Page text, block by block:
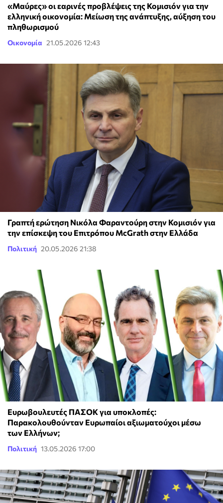
«Μαύρες» οι εαρινές προβλέψεις της Κομισιόν για την
ελληνική οικονομία: Μείωση της ανάπτυξης, αύξηση του
πληθωρισμού
Οικονομία 21.05.2026 12:43
Γραπτή ερώτηση Νικόλα Φαραντούρη στην Κομισιόν για
την επίσκεψη του Επιτρόπου McGrath στην Ελλάδα
Πολιτική 20.05.2026 21:38
Ευρωβουλευτές ΠΑΣΟΚ για υποκλοπές:
Παρακολουθούνταν Ευρωπαίοι αξιωματούχοι μέσω
των Ελλήνων;
Πολιτική 13.05.2026 17:00